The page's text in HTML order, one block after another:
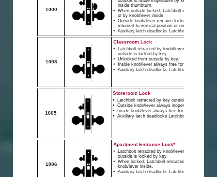
SPDTスイッチを介した補助ラッチボルト
ステータスの検出。
EL/EU – M1105EL (停電時解錠) or
M1205EU (停電時施錠)
電圧オプション12または24 VDC (注文時に指定する
必要があります)。
RX – 退出リクエスト
ロックケース内に配置されたマイクロスイ
認定/コンプライアンス
ANSI/BHMA A156.36 グレード1。
ULは３時間の火災評価にリストされ
ています。
重クロム酸亜鉛仕上げの重い鍛鋼。
4-5/16″ x 3-9/16″ x 1″ (110mm x
90mm x 25mm).
バックセット
2-3/4″ (70mm) のみ。
黄銅(砂目)